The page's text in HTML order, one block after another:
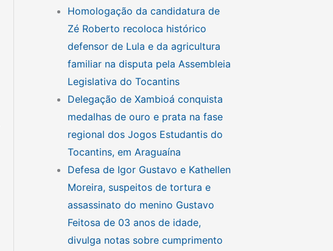
Homologação da candidatura de
Zé Roberto recoloca histórico
defensor de Lula e da agricultura
familiar na disputa pela Assembleia
Legislativa do Tocantins
Delegação de Xambioá conquista
medalhas de ouro e prata na fase
regional dos Jogos Estudantis do
Tocantins, em Araguaína
Defesa de Igor Gustavo e Kathellen
Moreira, suspeitos de tortura e
assassinato do menino Gustavo
Feitosa de 03 anos de idade,
divulga notas sobre cumprimento